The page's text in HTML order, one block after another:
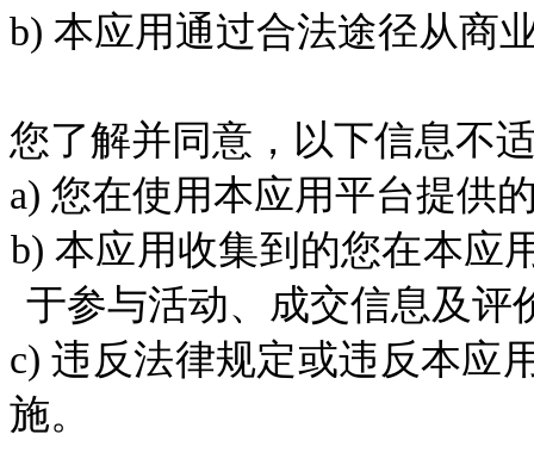
b) 本应用通过合法途径从商
您了解并同意，以下信息不
a) 您在使用本应用平台提供
b) 本应用收集到的您在本应
于参与活动、成交信息及评
c) 违反法律规定或违反本应
施。